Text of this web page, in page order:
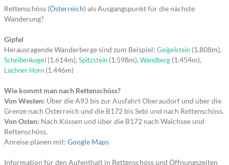
Rettenschöss (Österreich) als Ausgangspunkt für die nächste
Wanderung?
Gipfel
Herausragende Wanderberge sind zum Beispiel: Geigelstein (1.808m),
Scheibenkogel (1.614m), Spitzstein (1.598m), Wandberg (1.454m),
Lochner Horn (1.446m)
Wie kommt man nach Rettenschöss?
Von Westen: Über die A93 bis zur Ausfahrt Oberaudorf und über die
Grenze nach Österreich und die B172 bis Sebi und nach Rettenschöss.
Von Osten: Nach Kössen und über die B172 nach Walchsee und
Rettenschöss.
Anreise planen mit: Google Maps
Information für den Aufenthalt in Rettenschöss und Öffnungszeiten